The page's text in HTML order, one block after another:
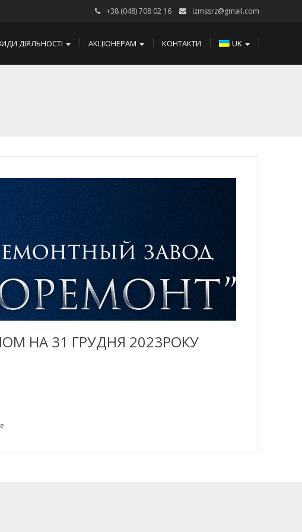
+38 (048) 708 02 16 izmssrz@gmail.com
ДІЯЛЬНОСТІ АКЦІОНЕРАМ КОНТАКТИ UK
НА 31 ГРУДНЯ 2023РОКУ